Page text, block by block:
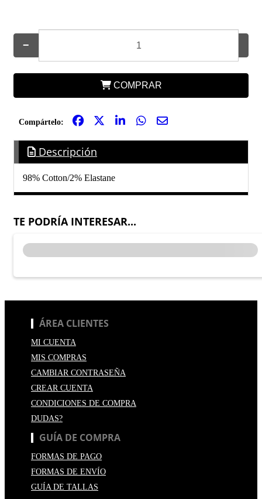
−
COMPRAR
Compártelo:
Descripción
98% Cotton/2% Elastane
TE PODRÍA INTERESAR...
ÁREA CLIENTES
MI CUENTA
MIS COMPRAS
CAMBIAR CONTRASEÑA
CREAR CUENTA
CONDICIONES DE COMPRA
DUDAS?
GUÍA DE COMPRA
FORMAS DE PAGO
FORMAS DE ENVÍO
GUÍA DE TALLAS